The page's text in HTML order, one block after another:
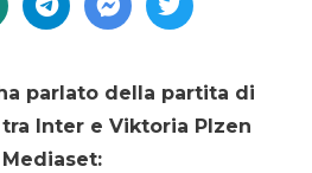
parlato della partita di
Inter e Viktoria Plzen